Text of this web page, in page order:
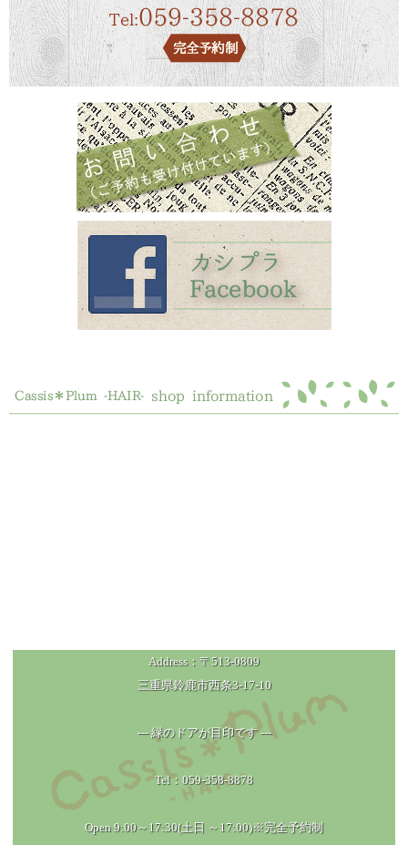
Address：〒513-0809
三重県鈴鹿市西条3-17-10
--- 緑のドアが目印です ---
Tel：059-358-8878
Open 9:00～17:30(土日 ～17:00)※完全予約制